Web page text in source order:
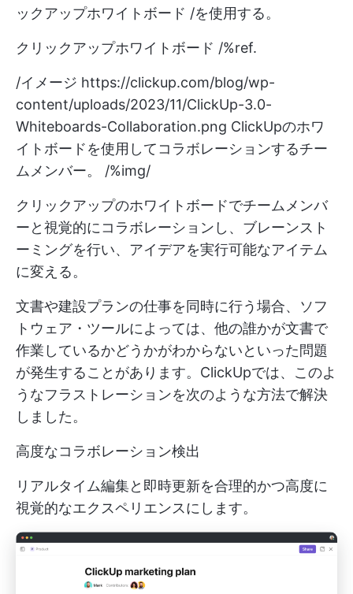
ックアップホワイトボード /を使用する。
クリックアップホワイトボード /%ref.
/イメージ https://clickup.com/blog/wp-
content/uploads/2023/11/ClickUp-3.0-
Whiteboards-Collaboration.png ClickUpのホワ
イトボードを使用してコラボレーションするチー
ムメンバー。 /%img/
クリックアップのホワイトボードでチームメンバ
ーと視覚的にコラボレーションし、ブレーンスト
ーミングを行い、アイデアを実行可能なアイテム
に変える。
文書や建設プランの仕事を同時に行う場合、ソフ
トウェア・ツールによっては、他の誰かが文書で
作業しているかどうかがわからないといった問題
が発生することがあります。ClickUpでは、このよ
うなフラストレーションを次のような方法で解決
しました。
高度なコラボレーション検出
リアルタイム編集と即時更新を合理的かつ高度に
視覚的なエクスペリエンスにします。